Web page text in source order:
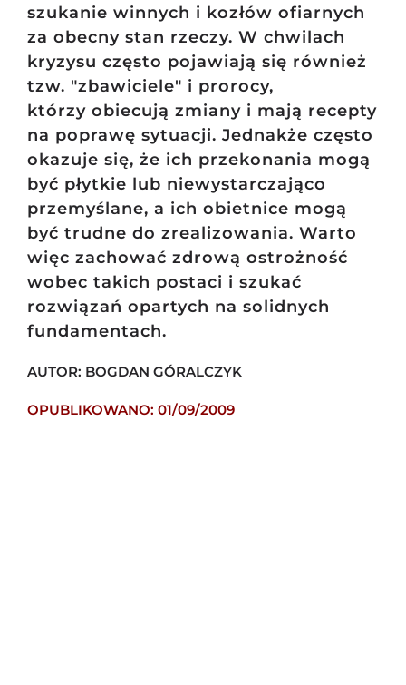
szukanie winnych i kozłów ofiarnych
za obecny stan rzeczy. W chwilach
kryzysu często pojawiają się również
tzw. "zbawiciele" i prorocy,
którzy obiecują zmiany i mają recepty
na poprawę sytuacji. Jednakże często
okazuje się, że ich przekonania mogą
być płytkie lub niewystarczająco
przemyślane, a ich obietnice mogą
być trudne do zrealizowania. Warto
więc zachować zdrową ostrożność
wobec takich postaci i szukać
rozwiązań opartych na solidnych
fundamentach.
AUTOR: BOGDAN GÓRALCZYK
OPUBLIKOWANO: 01/09/2009